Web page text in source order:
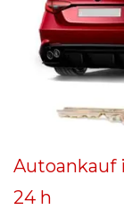
Autoankauf
24 h